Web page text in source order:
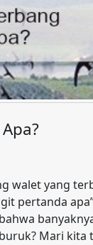
walet yang
pertanda
Mari kita